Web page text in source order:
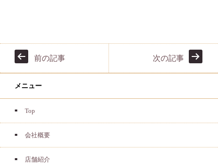
前の記事 次の記事
メニュー
Top
会社概要
店舗紹介